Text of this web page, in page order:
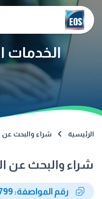
الخدمات
الرئيسية شراء والبحث عن
شراء والبحث عن
رقم المواصفة: 5799-3 / 2007